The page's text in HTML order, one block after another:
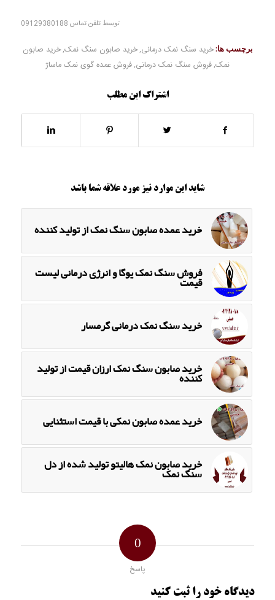
توسطتلفن تماس 09129380188
برچسب ها: خرید سنگ نمک درمانی,خرید صابون سنگ نمک,خرید صابون
نمک, فروش سنگ نمک درمانی, فروش عمده گوی نمک ماساژ
اشتراک این مطلب
شاید این موارد نیز مورد علاقه شما باشد
خرید عمده صابون سنگ نمک از تولید کننده
فروش سنگ نمک یوگا و انرژی درمانی لیست
قیمت
خرید سنگ نمک درمانی گرمسار
خرید صابون سنگ نمک ارزان قیمت از تولید
کننده
خرید عمده صابون نمکی با قیمت استثنایی
خرید صابون نمک هالیتو تولید شده از دل
سنگ نمک
0
پاسخ
دیدگاه خود را ثبت کنید